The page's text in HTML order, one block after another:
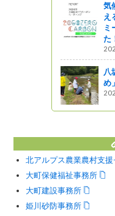
気
え
ミ
た
八
め
北アルプス農業農村支援
大町保健福祉事務所
大町建設事務所
姫川砂防事務所